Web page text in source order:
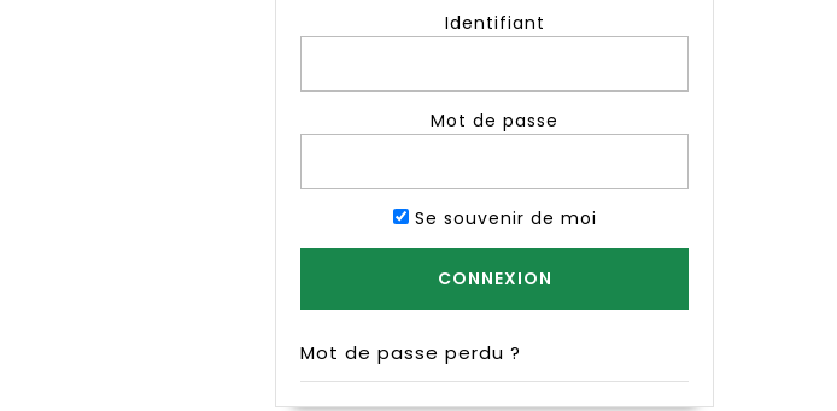
Identifiant
Mot de passe
Se souvenir de moi
Mot de passe perdu ?